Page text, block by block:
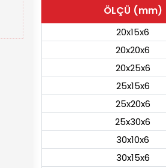
ÖLÇÜ (mm)
20x15x6
20x20x6
20x25x6
25x15x6
25x20x6
25x30x6
30x10x6
30x15x6